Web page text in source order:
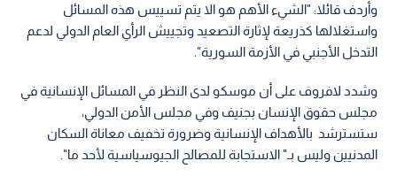
وأردف قائلا: "الشيء الأهم هو الا يتم تسييس هذه المسائل
واستغلالها كذريعة لإثارة التصعيد وتجييش الرأي العام الدولي لدعم
التدخل الأجنبي في الأزمة السورية".
وشدد لافروف على أن موسكو لدى النظر في المسائل الإنسانية في
مجلس حقوق الإنسان بجنيف وفي مجلس الأمن الدولي،
ستسترشد بالأهداف الإنسانية وضرورة تخفيف معاناة السكان
المدنيين وليس بـ" الاستجابة للمصالح الجيوسياسية لأحد ما".